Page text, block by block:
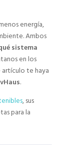
energía,
Ambos
sistema
en los
artículo te haya
.
, sus
para la